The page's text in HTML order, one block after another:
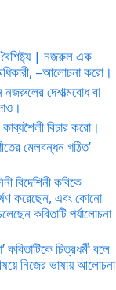
| নজরুল এক
–আলোচনা করো।
দেশাত্মবোধ বা
কাব্যশৈলী বিচার করো।
মেলবন্ধন গঠিত’
বিদেশিনী কবিকে
করেছেন, এবং কোনো
কবিতাটি পর্যালোচনা
কবিতাটিকে চিত্রধর্মী বলে
নিজের ভাষায় আলোচনা